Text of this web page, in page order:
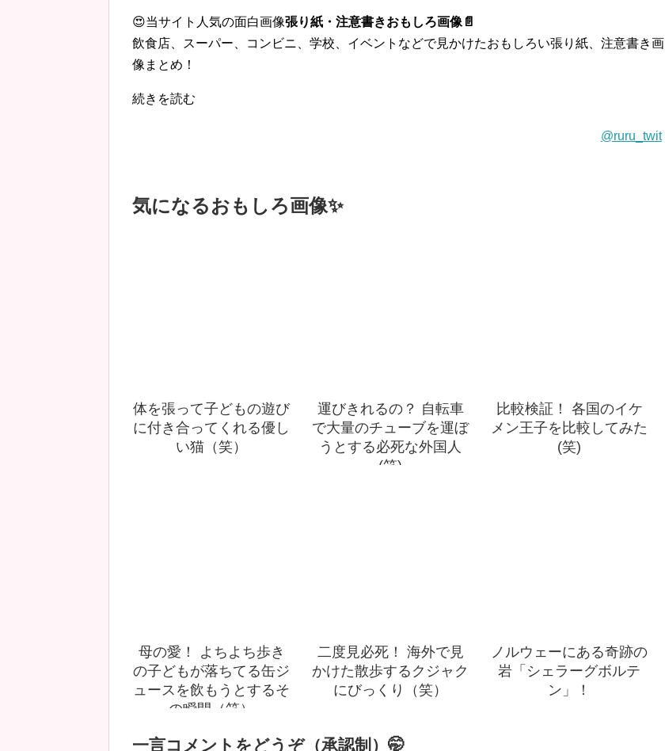
😍当サイト人気の面白画像張り紙・注意書きおもしろ画像📄
飲食店、スーパー、コンビニ、学校、イベントなどで見かけたおもしろい張り紙、注意書き画
像まとめ！
続きを読む
@ruru_twit
気になるおもしろ画像✨
体を張って子どもの遊び
に付き合ってくれる優し
い猫（笑）
運びきれるの？ 自転車
で大量のチューブを運ぼ
うとする必死な外国人
(笑)
比較検証！ 各国のイケ
メン王子を比較してみた
(笑)
母の愛！ よちよち歩き
の子どもが落ちてる缶ジ
ュースを飲もうとするそ
の瞬間（笑）
二度見必死！ 海外で見
かけた散歩するクジャク
にびっくり（笑）
ノルウェーにある奇跡の
岩「シェラーグボルテ
ン」！
一言コメントをどうぞ（承認制）🤭